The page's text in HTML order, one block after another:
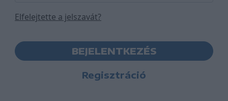
Elfelejtette a jelszavát?
BEJELENTKEZÉS
Regisztráció